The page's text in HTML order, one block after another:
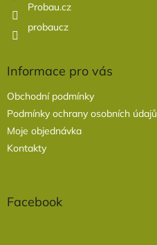
Probau.cz
probaucz
Informace pro vás
Obchodní podmínky
Podmínky ochrany osobních údajů
Moje objednávka
Kontakty
Facebook